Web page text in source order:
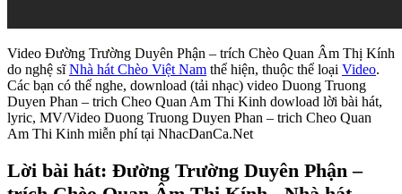
Video Đường Trường Duyên Phận – trích Chèo Quan Âm Thị Kính
do nghệ sĩNhà hát Chèo Việt Nam thể hiện, thuộc thể loại Video.
Các bạn có thể nghe, download (tải nhạc) video Duong Truong
Duyen Phan – trich Cheo Quan Am Thi Kinh dowload lời bài hát,
lyric, MV/Video Duong Truong Duyen Phan – trich Cheo Quan
Am Thi Kinh miễn phí tại NhacDanCa.Net
Lời bài hát: Đường Trường Duyên Phận –